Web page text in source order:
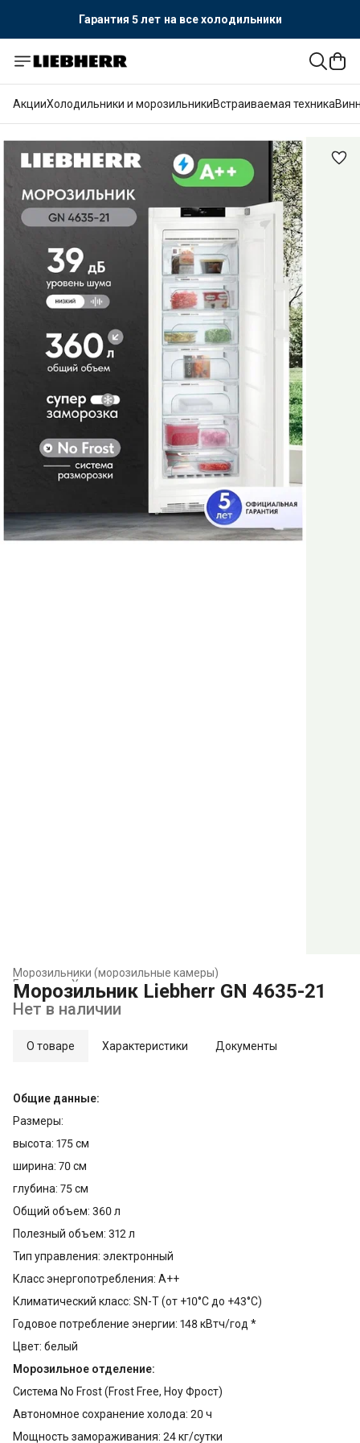
Гарантия 5 лет на все холодильники
АкцииХолодильники и морозильникиВстраиваемая техника
Морозильники (морозильные камеры)
Холодильники и морозильники ›
Главная
Морозильник Liebherr GN 4635-21
Нет в наличии
О товаре Характеристики Документы
Общие данные:
Размеры:
высота: 175 см
ширина: 70 см
глубина: 75 см
Общий объем: 360 л
Полезный объем: 312 л
Тип управления: электронный
Класс энергопотребления: A++
Климатический класс: SN-T (от +10°С до +43°С)
Годовое потребление энергии: 148 кВтч/год *
Цвет: белый
Морозильное отделение:
Система Nо Frost (Frost Free, Ноу Фрост)
Автономное сохранение холода: 20 ч
Мощность замораживания: 24 кг/cутки